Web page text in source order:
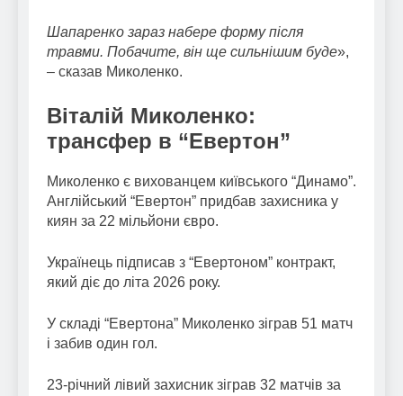
Шапаренко зараз набере форму після
травми. Побачите, він ще сильнішим буде»,
– сказав Миколенко.
Віталій Миколенко:
трансфер в “Евертон”
Миколенко є вихованцем київського “Динамо”.
Англійський “Евертон” придбав захисника у
киян за 22 мільйони євро.
Українець підписав з “Евертоном” контракт,
який діє до літа 2026 року.
У складі “Евертона” Миколенко зіграв 51 матч
і забив один гол.
23-річний лівий захисник зіграв 32 матчів за